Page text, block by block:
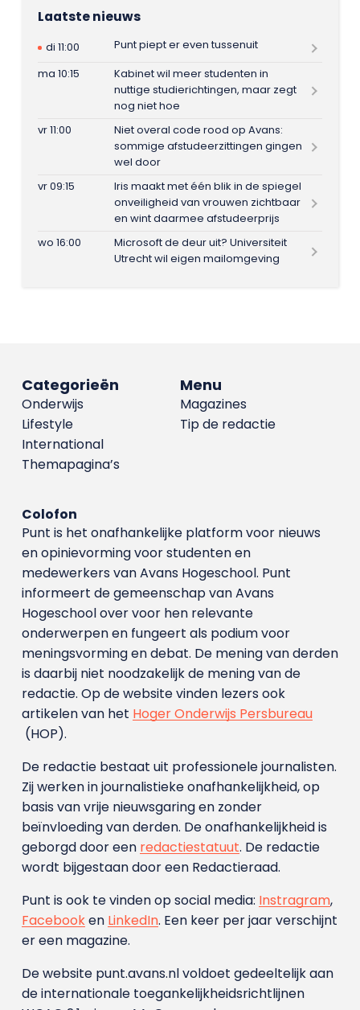
Laatste nieuws
di 11:00
Punt piept er even tussenuit
ma 10:15
Kabinet wil meer studenten in
nuttige studierichtingen, maar zegt
nog niet hoe
vr 11:00
Niet overal code rood op Avans:
sommige afstudeerzittingen gingen
wel door
vr 09:15
Iris maakt met één blik in de spiegel
onveiligheid van vrouwen zichtbaar
en wint daarmee afstudeerprijs
wo 16:00
Microsoft de deur uit? Universiteit
Utrecht wil eigen mailomgeving
Menu
Magazines
Tip de redactie
Categorieën
Onderwijs
Lifestyle
International
Themapagina’s
Colofon
Punt is het onafhankelijke platform voor nieuws
en opinievorming voor studenten en
medewerkers van Avans Hoge­school. Punt
informeert de gemeenschap van Avans
Hogeschool over voor hen relevante
onderwerpen en fungeert als podium voor
meningsvorming en debat. De mening van derden
is daarbij niet noodzakelijk de mening van de
redactie. Op de website vinden lezers ook
artikelen van het Hoger Onderwijs Persbureau
(HOP).
De redactie bestaat uit professionele journalisten.
Zij werken in journalistieke onafhankelijkheid, op
basis van vrije nieuwsgaring en zonder
beïnvloeding van derden. De onafhankelijkheid is
geborgd door een redactiestatuut. De redactie
wordt bijgestaan door een Redactieraad.
Punt is ook te vinden op social media: Instragram,
Facebooken LinkedIn. Een keer per jaar verschijnt
er een magazine.
De website punt.avans.nl voldoet gedeeltelijk aan
de internationale toegankelijkheidsrichtlijnen